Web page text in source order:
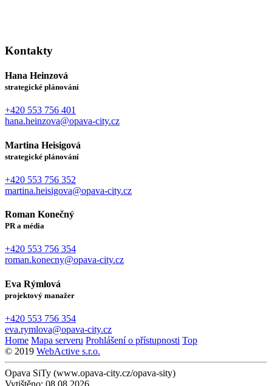
Kontakty
Hana Heinzová
strategické plánování
+420 553 756 401
hana.heinzova@opava-city.cz
Martina Heisigová
strategické plánování
+420 553 756 352
martina.heisigova@opava-city.cz
Roman Konečný
PR a média
+420 553 756 354
roman.konecny@opava-city.cz
Eva Rýmlová
projektový manažer
+420 553 756 354
eva.rymlova@opava-city.cz
Home Mapa serveru Prohlášení o přístupnosti Top
© 2019 WebActive s.r.o.
Opava SiTy (www.opava-city.cz/opava-sity)
Vytištěno: 08.08.2026